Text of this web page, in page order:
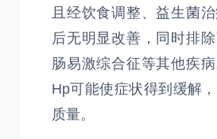
且经饮食调整、益生菌
后无明显改善，同时排除
肠易激综合征等其他疾
Hp可能使症状得到缓解
质量。